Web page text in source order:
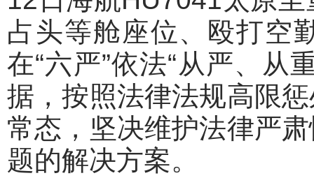
占头等舱座位、殴打空
在“六严”依法“从严、从
据，按照法律法规高限
常态，坚决维护法律严
题的解决方案。